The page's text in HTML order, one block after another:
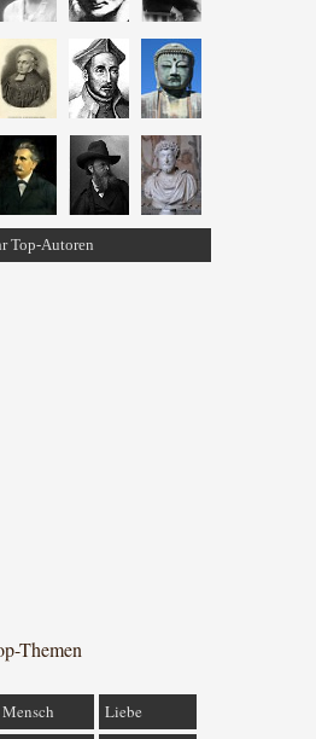
Top-Autoren
Themen
Mensch
Liebe